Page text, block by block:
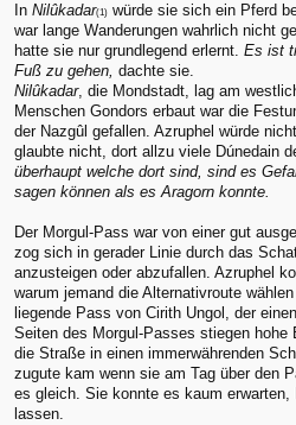
In Nilûkadar(1) würde sie sich ein Pferd
war lange Wanderungen wahrlich nicht
hatte sie nur grundlegend erlernt. Es ist
Fuß zu gehen, dachte sie.
Nilûkadar, die Mondstadt, lag am
Menschen Gondors erbaut war die
der Nazgûl gefallen. Azruphel würde
glaubte nicht, dort allzu viele Dúnedain
überhaupt welche dort sind, sind es
sagen können als es Aragorn konnte.
Der Morgul-Pass war von einer gut
zog sich in gerader Linie durch das
anzusteigen oder abzufallen. Azruphel
warum jemand die Alternativroute
liegende Pass von Cirith Ungol, der
Seiten des Morgul-Passes stiegen hohe
die Straße in einen immerwährenden
zugute kam wenn sie am Tag über den
es gleich. Sie konnte es kaum
lassen.